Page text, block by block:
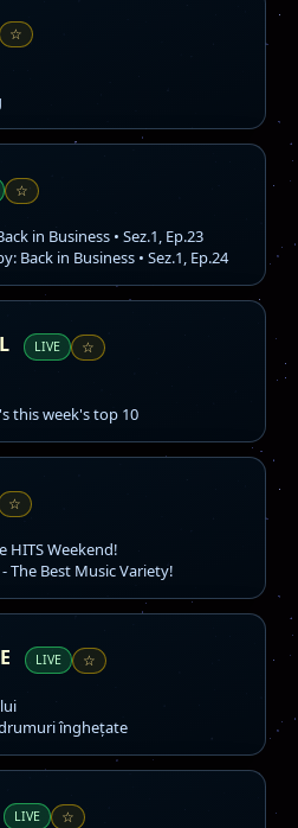
☆
☆
in Business • Sez.1, Ep.23
Back in Business • Sez.1, Ep.24
LIVE ☆
this week's top 10
☆
HITS Weekend!
The Best Music Variety!
LIVE ☆
drumuri înghețate
LIVE ☆